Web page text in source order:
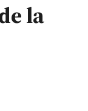
la